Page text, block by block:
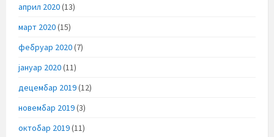
април 2020(13)
март 2020(15)
фебруар 2020(7)
јануар 2020(11)
децембар 2019(12)
новембар 2019(3)
октобар 2019(11)